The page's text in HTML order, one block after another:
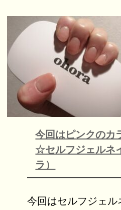
今回はピンクのカ
☆セルフジェルネ
ラ）
今回はセルフジェ